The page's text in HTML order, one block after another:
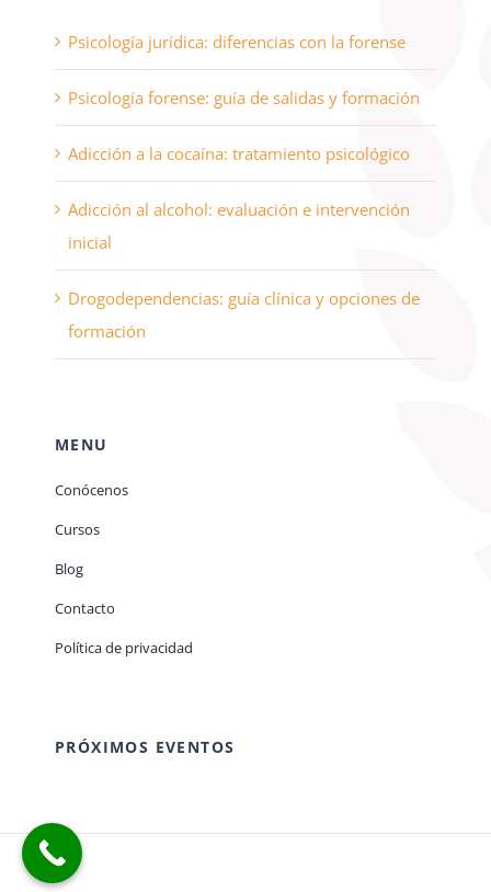
Psicología jurídica: diferencias con la forense
Psicología forense: guía de salidas y formación
Adicción a la cocaína: tratamiento psicológico
Adicción al alcohol: evaluación e intervención
inicial
Drogodependencias: guía clínica y opciones de
formación
MENU
Conócenos
Cursos
Blog
Contacto
Política de privacidad
PRÓXIMOS EVENTOS